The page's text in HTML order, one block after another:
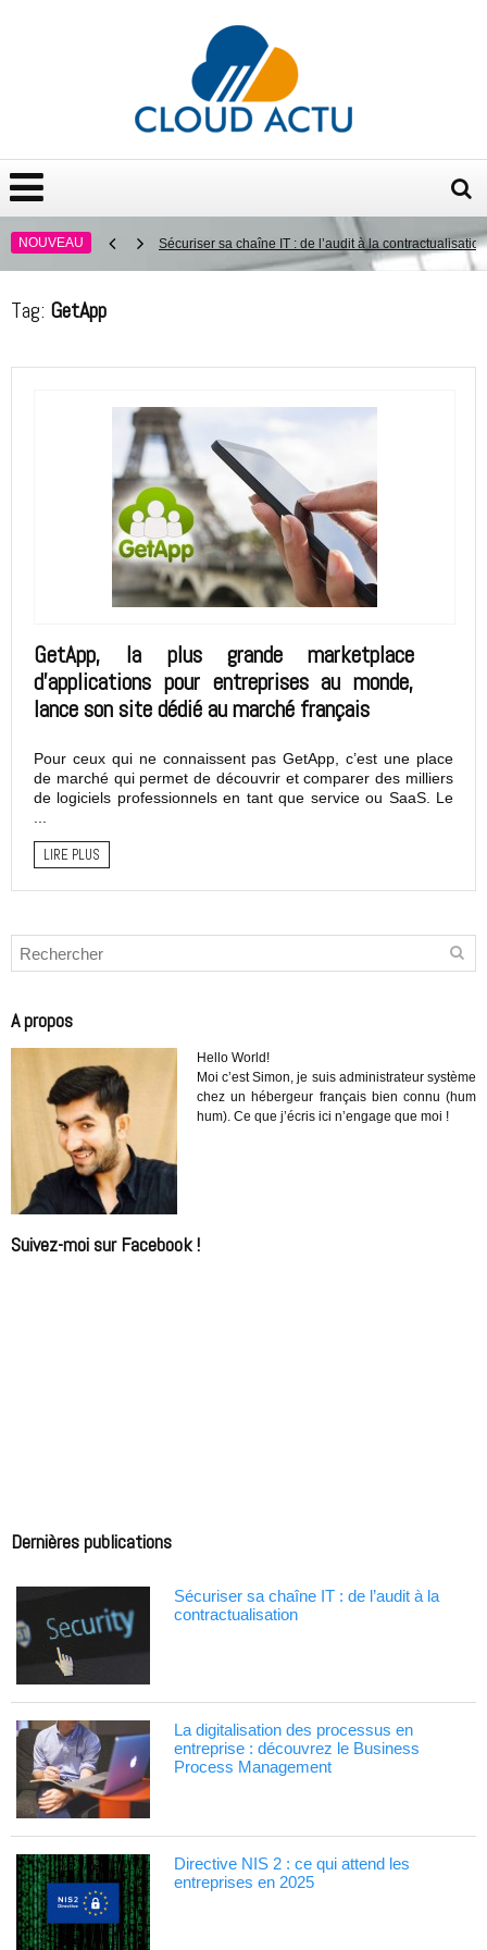
NOUVEAU Sécuriser sa chaîne IT : de l’audit à la contractualisation
Tag: GetApp
GetApp, la plus grande marketplace
d’applications pour entreprises au monde,
lance son site dédié au marché français
Pour ceux qui ne connaissent pas GetApp, c’est une place
de marché qui permet de découvrir et comparer des milliers
de logiciels professionnels en tant que service ou SaaS. Le
LIRE PLUS
A propos
Hello World!
Moi c’est Simon, je suis administrateur système
chez un hébergeur français bien connu (hum
hum). Ce que j’écris ici n’engage que moi !
Suivez-moi sur Facebook !
Dernières publications
Sécuriser sa chaîne IT : de l’audit à la
contractualisation
La digitalisation des processus en
entreprise : découvrez le Business
Process Management
Directive NIS 2 : ce qui attend les
entreprises en 2025